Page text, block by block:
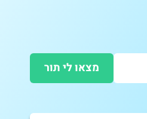
מצאו לי תור